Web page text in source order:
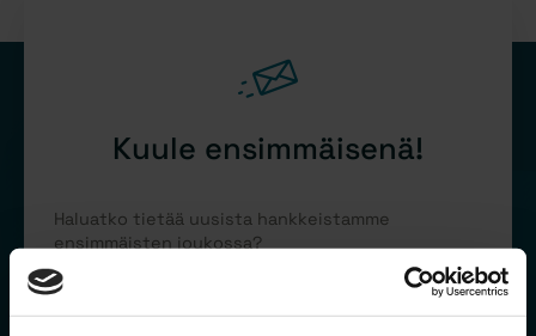
Kuule ensimmäisenä!
Haluatko tietää uusista hankkeistamme
ensimmäisten joukossa?